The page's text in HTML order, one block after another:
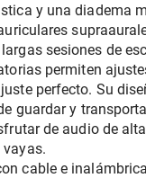
y una diadema
sesiones de
permiten
perfecto. Su
guardar y
de audio de
vayas.
cable e